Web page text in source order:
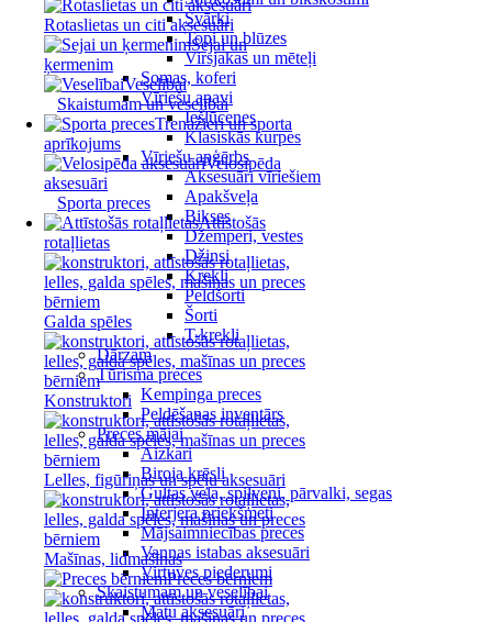
Rotaslietas un citi aksesuāri
Sejai un
ķermenim
Veselībai
Skaistumam un veselībai
Trenažieri un sporta
aprīkojums
Velosipēda
aksesuāri
Sporta preces
Attīstošās
rotaļlietas
Galda spēles
Konstruktori
Lelles, figūriņas un spēļu aksesuāri
Mašīnas, lidmašīnas
Preces bērniem
Svārki
Topi un blūzes
Virsjakas un mēteļi
Somas, koferi
Vīriešu apavi
Iešļūcenes
Klasiskās kurpes
Vīriešu apģērbs
Aksesuāri vīriešiem
Apakšveļa
Bikses
Džemperi, vestes
Džinsi
Krekli
Peldšorti
Šorti
T-krekli
Dārzam
Tūrisma preces
Kempinga preces
Peldēšanas inventārs
Preces mājai
Aizkari
Biroja krēsli
Gultas veļa, spilveni, pārvalki, segas
Interjera priekšmeti
Mājsaimniecības preces
Vannas istabas aksesuāri
Virtuves piederumi
Skaistumam un veselībai
Matu aksesuāri